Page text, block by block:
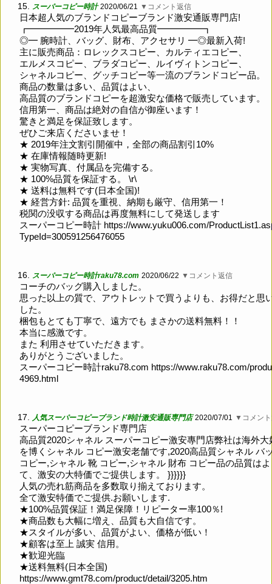
15. スーパーコピー時計 2020/06/21 ▼コメント返信
日本超人気のブランドコピーブランド激安通販専門店!
┏━━━━━2019年人気最高品質━━━━━┓
◎━ 腕時計、バッグ、財布、アクセサリ ━◎最新入荷!
主に販売商品：ロレックスコピー、カルティエコピー、
エルメスコピー、ブラダコピー、ルイヴィトンコピー、
シャネルコピー、グッチコピー等一流のブランドコピー品。
商品の数量は多い、品質はよい、
高品質のブランドコピーを超激安な価格で販売しています。
信用第一、商品は絶対の自信が御座います！
驚きと満足を保証致します。
ぜひご来店くださいませ！
★ 2019年注文割引開催中，全部の商品割引10%
★ 在庫情報随時更新!
★ 実物写真、付属品を完備する。
★ 100%品質を保証する。 \r\
★ 送料は無料です(日本全国)!
★ 経営方針: 品質を重視、納期も厳守、信用第一！
税関の没収する商品は再度無料にして発送します
スーパーコピー時計 https://www.yuku006.com/
TypeId=300591256476055
16. スーパーコピー時計raku78.com 2020/06/22 ▼コメント返信
コーチのバッグ購入しました。
思った以上の質で、アウトレットで買うよりも、お得だと思
した。
梱包もとても丁寧で、遠方でも まさかの送料無料！！
本当に感激です。
また 利用させていただきます。
ありがとうございました。
スーパーコピー時計raku78.com https://www.raku78.com/
4969.html
17. 人気スーパーコピーブランド時計激安通販専門店 2020/07/01 ▼コメン
スーパーコピーブランド専門店
高品質2020シャネル スーパーコピー激安專門店弊社は海外大
を博くシャネル コピー激安老舗です,2020高品質シャネル バ
コピー,シャネル 靴 コピー,シャネル 財布 コピー品の品質は
て、激安の大特価でご提供します。 }}}}}}
人気の売れ筋商品を多数取り揃えております。
全て激安特価でご提供.お願いします.
★100%品質保証！満足保障！リピーター率100％!
★商品数も大幅に増え、品質も大自信です。
★スタイルが多い、品質がよい、価格が低い！
★顧客は至上 誠実 信用。
★歓迎光臨
★送料無料(日本全国)
https://www.gmt78.com/product/detail/3205.htm